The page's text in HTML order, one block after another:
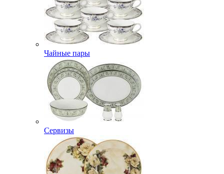
Чайные пары
Сервизы